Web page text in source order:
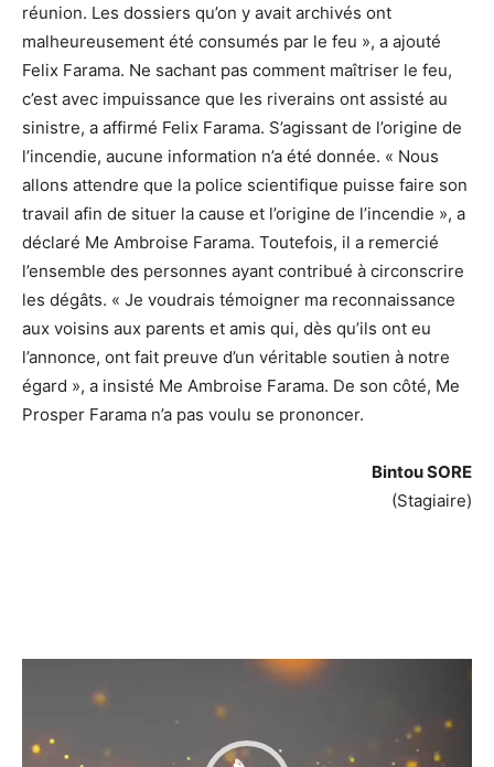
réunion. Les dossiers qu’on y avait archivés ont
malheureusement été consumés par le feu », a ajouté
Felix Farama. Ne sachant pas comment maîtriser le feu,
c’est avec impuissance que les riverains ont assisté au
sinistre, a affirmé Felix Farama. S’agissant de l’origine de
l’incendie, aucune information n’a été donnée. « Nous
allons attendre que la police scientifique puisse faire son
travail afin de situer la cause et l’origine de l’incendie », a
déclaré Me Ambroise Farama. Toutefois, il a remercié
l’ensemble des personnes ayant contribué à circonscrire
les dégâts. « Je voudrais témoigner ma reconnaissance
aux voisins aux parents et amis qui, dès qu’ils ont eu
l’annonce, ont fait preuve d’un véritable soutien à notre
égard », a insisté Me Ambroise Farama. De son côté, Me
Prosper Farama n’a pas voulu se prononcer.
Bintou SORE
(Stagiaire)
Lecteur